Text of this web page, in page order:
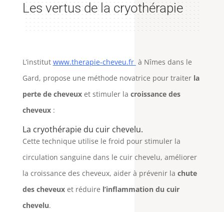
Les vertus de la cryothérapie
L’institut www.therapie-cheveu.fr à Nîmes dans le
Gard, propose une méthode novatrice pour traiter la
perte de cheveuxet stimuler la croissance des
cheveux:
La cryothérapie du cuir chevelu.
Cette technique utilise le froid pour stimuler la
circulation sanguine dans le cuir chevelu, améliorer
la croissance des cheveux, aider à prévenir la chute
des cheveuxet réduire l’inflammation du cuir
chevelu.